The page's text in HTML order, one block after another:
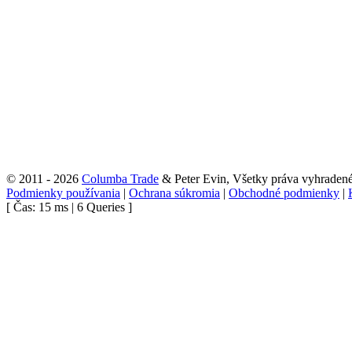
© 2011 - 2026 Columba Trade & Peter Evin, Všetky práva
Podmienky používania | Ochrana súkromia | Obchodné podmienky |
[ Čas: 15 ms | 6 Queries ]